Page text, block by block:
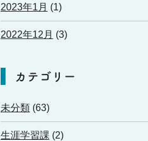
2023年1月 (1)
2022年12月 (3)
カテゴリー
未分類(63)
生涯学習課 (2)